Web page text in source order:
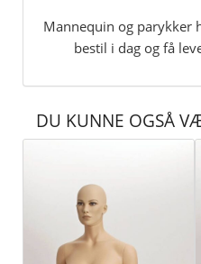
Mannequin og parykker
bestil i dag og få
DU KUNNE OGSÅ